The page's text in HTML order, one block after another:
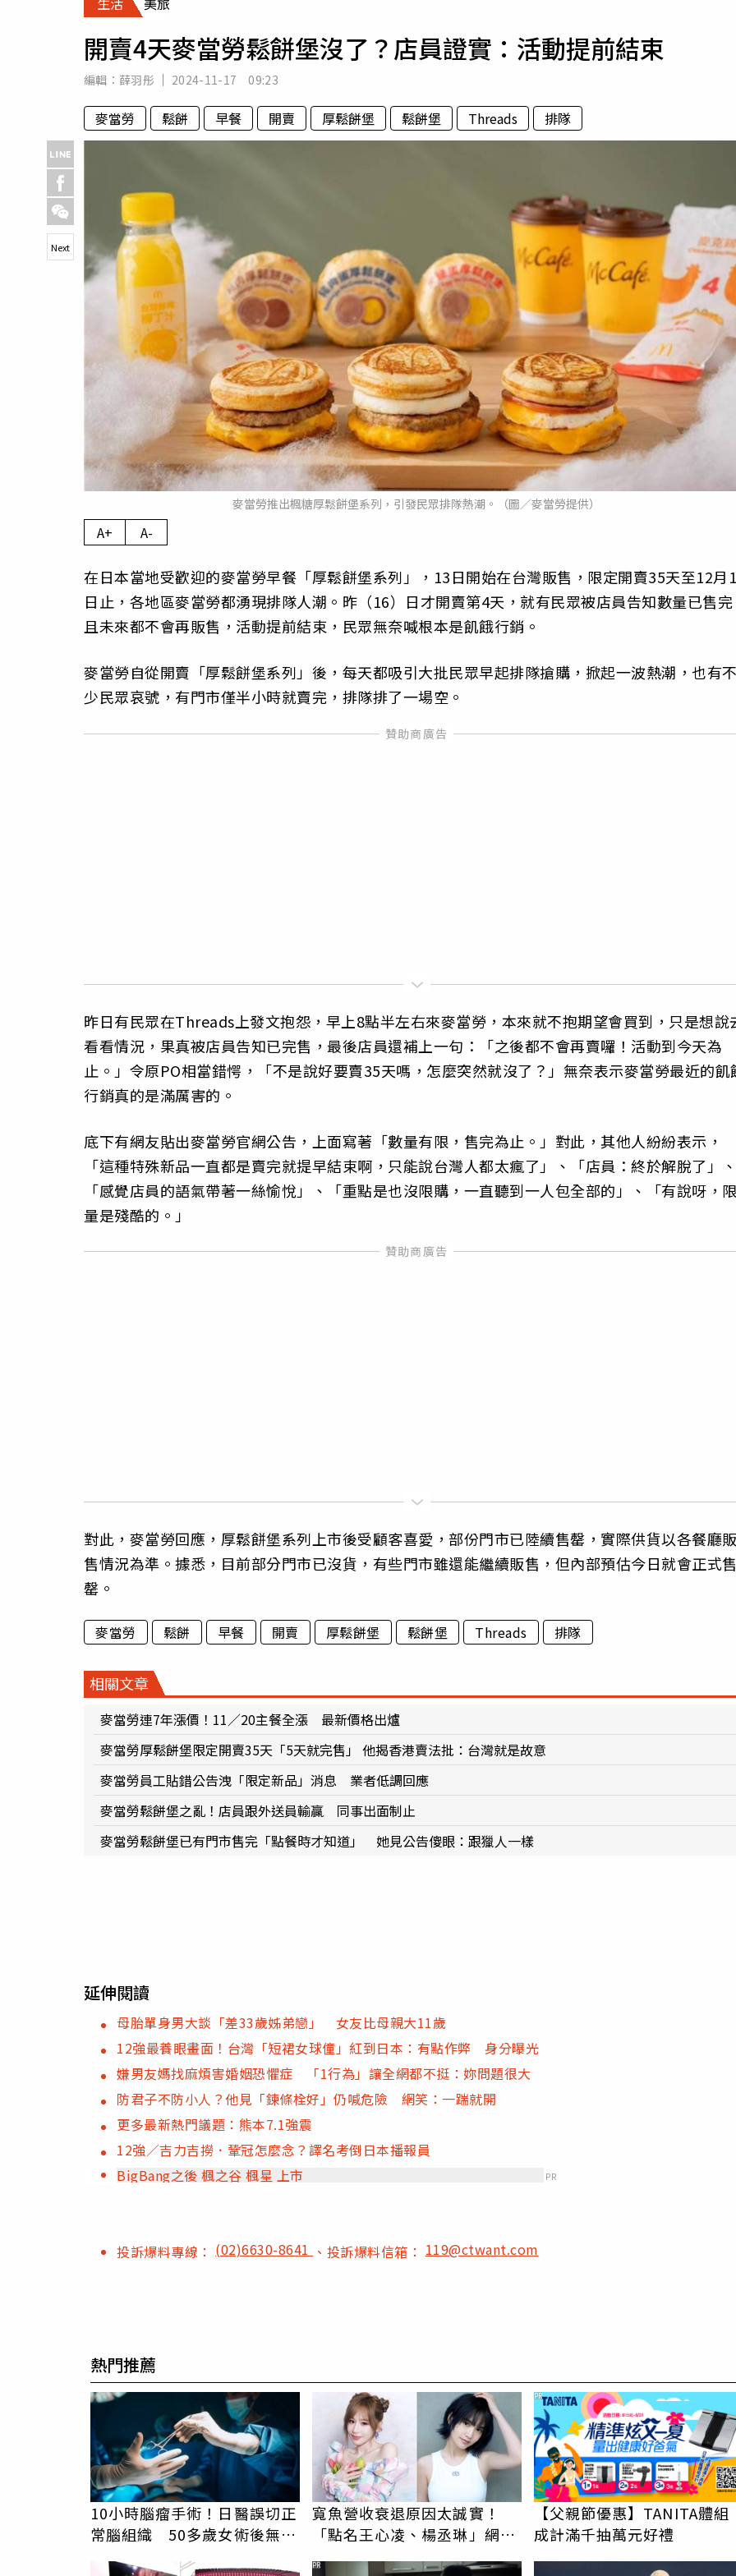
專欄
房產新勢力
運勢
梅酒
開賣4天麥當勞鬆餅堡沒了？店員證實：活動提前結束
編輯： 薛羽彤 2024-11-17 09:23
麥當勞 鬆餅 早餐 開賣 厚鬆餅堡 鬆餅堡 Threads 排隊
麥當勞推出楓糖厚鬆餅堡系列，引發民眾排隊熱潮。（圖／麥當勞提供）
Next
A+ A-
在日本當地受歡迎的麥當勞早餐「厚鬆餅堡系列」，13日開始在台灣販售，限定開賣35天至12月
日止，各地區麥當勞都湧現排隊人潮。昨（16）日才開賣第4天，就有民眾被店員告知數量已售
且未來都不會再販售，活動提前結束，民眾無奈喊根本是飢餓行銷。
麥當勞自從開賣「厚鬆餅堡系列」後，每天都吸引大批民眾早起排隊搶購，掀起一波熱潮，也有
少民眾哀號，有門市僅半小時就賣完，排隊排了一場空。
昨日有民眾在Threads上發文抱怨，早上8點半左右來麥當勞，本來就不抱期望會買到，只是想說
看看情況，果真被店員告知已完售，最後店員還補上一句：「之後都不會再賣囉！活動到今天為
止。」令原PO相當錯愕，「不是說好要賣35天嗎，怎麼突然就沒了？」無奈表示麥當勞最近的飢
行銷真的是滿厲害的。
底下有網友貼出麥當勞官網公告，上面寫著「數量有限，售完為止。」對此，其他人紛紛表示，
「這種特殊新品一直都是賣完就提早結束啊，只能說台灣人都太瘋了」、「店員：終於解脫了」
「感覺店員的語氣帶著一絲愉悅」、「重點是也沒限購，一直聽到一人包全部的」、「有說呀，
量是殘酷的。」
對此，麥當勞回應，厚鬆餅堡系列上市後受顧客喜愛，部份門市已陸續售罄，實際供貨以各餐廳
售情況為準。據悉，目前部分門市已沒貨，有些門市雖還能繼續販售，但內部預估今日就會正式
罄。
麥當勞 鬆餅 早餐 開賣 厚鬆餅堡 鬆餅堡 Threads 排隊
相關文章
麥當勞連7年漲價！11／20主餐全漲 最新價格出爐
麥當勞厚鬆餅堡限定開賣35天「5天就完售」 他揭香港賣法批：台灣就是故意
麥當勞員工貼錯公告洩「限定新品」消息 業者低調回應
麥當勞鬆餅堡之亂！店員跟外送員輸贏 同事出面制止
麥當勞鬆餅堡已有門市售完「點餐時才知道」 她見公告傻眼：跟獵人一樣
延伸閱讀
母胎單身男大談「差33歲姊弟戀」 女友比母親大11歲
12強最養眼畫面！台灣「短裙女球僮」紅到日本：有點作弊 身分曝光
嫌男友媽找麻煩害婚姻恐懼症 「1行為」讓全網都不挺：妳問題很大
防君子不防小人？他見「鍊條栓好」仍喊危險 網笑：一踹就開
更多最新熱門議題：熊本7.1強震
12強／吉力吉撈．鞏冠怎麼念？譯名考倒日本播報員
BigBang之後 楓之谷 楓星 上市
PR
投訴爆料專線： (02)6630-8641 、投訴爆料信箱：119@ctwant.com
熱門推薦
10小時腦瘤手術！日醫誤切正
常腦組織 50多歲女術後無法
寬魚營收衰退原因太誠實！
「點名王心凌、楊丞琳」網笑
【父親節優惠】TANITA體組
成計滿千抽萬元好禮
PR
PR